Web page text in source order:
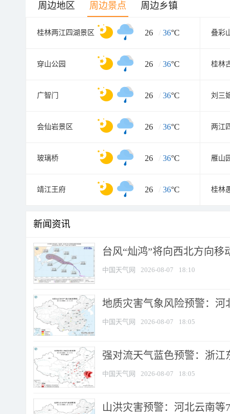
周边地区 周边景点 周边乡镇
桂林两江四湖景区 26 / 36°C 叠彩
穿山公园 26 / 36°C 桂林
广智门 26 / 36°C 刘三
会仙岩景区 26 / 36°C
玻璃桥 26 / 36°C 雁山
靖江王府 26 / 36°C 桂林
新闻资讯
台风“灿鸿”将向西北方向移
中国天气网 2026-08-07 18:10
地质灾害气象风险预警：河
中国天气网 2026-08-07 18:05
强对流天气蓝色预警：浙江
中国天气网 2026-08-07 18:05
山洪灾害预警：河北云南